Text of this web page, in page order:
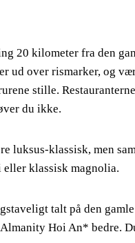
20 kilometer fra den
ud over rismarker, og
stille.
du ikke.
luksus-klassisk, men
klassisk magnolia.
talt på den
Hoi An* bedre.